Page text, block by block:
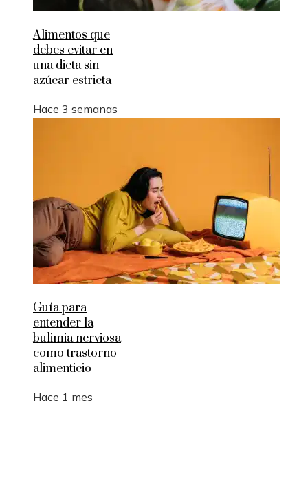
Alimentos que
debes evitar en
una dieta sin
azúcar estricta
Hace 3 semanas
Guía para
entender la
bulimia nerviosa
como trastorno
alimenticio
Hace 1 mes